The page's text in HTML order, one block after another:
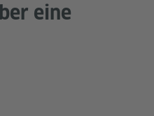
eine